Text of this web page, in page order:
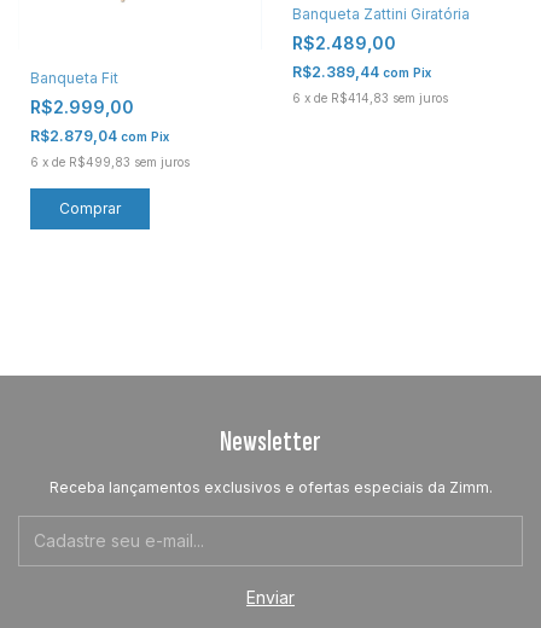
Banqueta Fit
R$2.999,00
R$2.879,04 com Pix
6 x de R$499,83 sem juros
Comprar
Banqueta Zattini Giratória
R$2.489,00
R$2.389,44 com Pix
6 x de R$414,83 sem juros
Newsletter
Receba lançamentos exclusivos e ofertas especiais da Zimm.